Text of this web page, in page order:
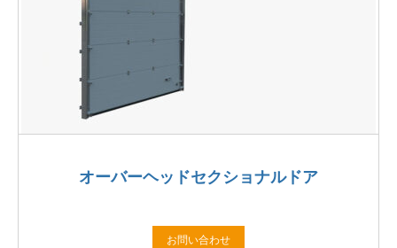
オーバーヘッドセクショナルドア
お問い合わせ